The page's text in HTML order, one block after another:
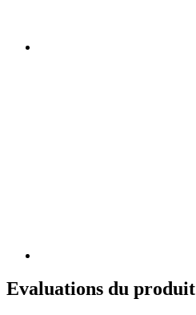
Evaluations du produit